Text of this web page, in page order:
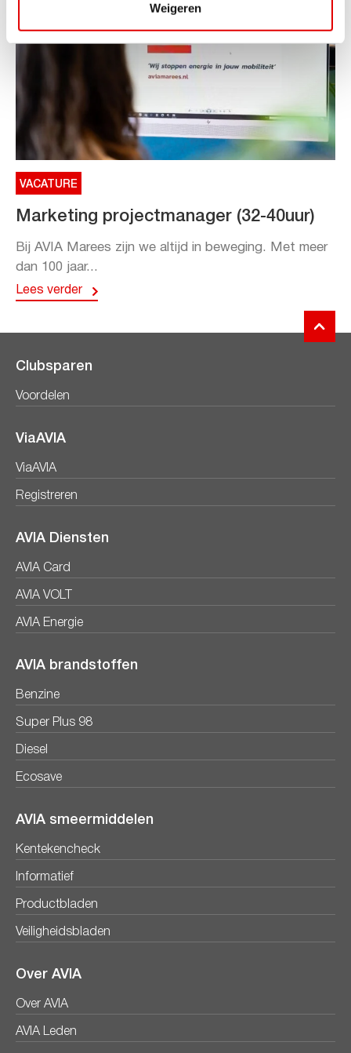
Weigeren
VACATURE
Marketing projectmanager (32-40uur)
Bij AVIA Marees zijn we altijd in beweging. Met meer
dan 100 jaar...
Lees verder
Clubsparen
Voordelen
ViaAVIA
ViaAVIA
Registreren
AVIA Diensten
AVIA Card
AVIA VOLT
AVIA Energie
AVIA brandstoffen
Benzine
Super Plus 98
Diesel
Ecosave
AVIA smeermiddelen
Kentekencheck
Informatief
Productbladen
Veiligheidsbladen
Over AVIA
Over AVIA
AVIA Leden